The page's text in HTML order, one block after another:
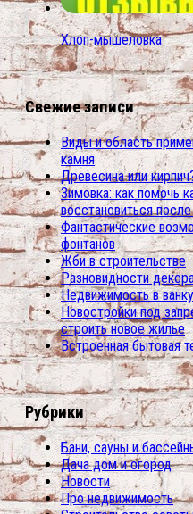
Хлоп-мышеловка
Свежие записи
Виды и область
камня
Древесина или
Зимовка: как помочь
восстановиться
Фантастические
фонтанов
Жби в строительстве
Разновидности
Недвижимость в
Новостройки под
строить новое жилье
Встроенная бытовая
Рубрики
Бани, сауны и
Дача дом и огород
Новости
Про недвижимость